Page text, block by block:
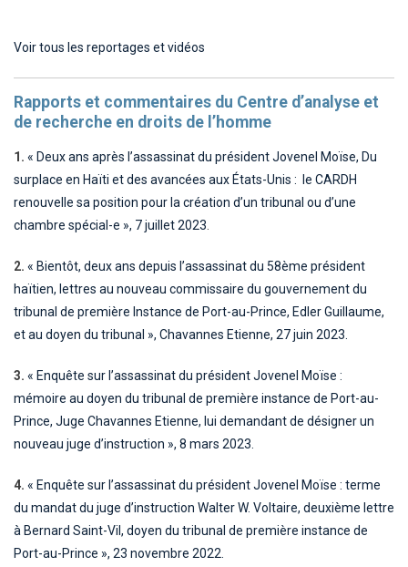
Voir tous les reportages et vidéos
Rapports et commentaires du Centre d’analyse et
de recherche en droits de l’homme
1. « Deux ans après l’assassinat du président Jovenel Moïse, Du
surplace en Haïti et des avancées aux États-Unis : le CARDH
renouvelle sa position pour la création d’un tribunal ou d’une
chambre spécial-e », 7 juillet 2023
2. « Bientôt, deux ans depuis l’assassinat du 58ème président
haïtien, lettres au nouveau commissaire du gouvernement du
tribunal de première Instance de Port-au-Prince, Edler Guillaume,
et au doyen du tribunal », Chavannes Etienne, 27 juin 2023.
3. « Enquête sur l’assassinat du président Jovenel Moïse :
mémoire au doyen du tribunal de première instance de Port-au-
Prince, Juge Chavannes Etienne, lui demandant de désigner un
nouveau juge d’instruction », 8 mars 2023.
4. « Enquête sur l’assassinat du président Jovenel Moïse : terme
du mandat du juge d’instruction Walter W. Voltaire, deuxième lettre
à Bernard Saint-Vil, doyen du tribunal de première instance de
Port-au-Prince », 23 novembre 2022.